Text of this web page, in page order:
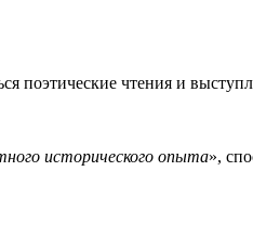
поэтические чтения и
исторического опыта»,